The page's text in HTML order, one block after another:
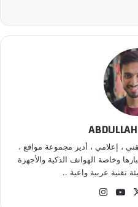
، إعلامي ، أدير مجموعة مواقع ،
وخاصة الهواتف الذكية والأجهزة
تقنية عربية واعية ..
‫X
‫Yo